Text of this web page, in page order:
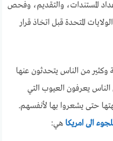
المستندات، والتقديم، وفحص
المتحدة قبل اتخاذ قرار
وكثير من الناس يتحدثون عنها
يعرفون العيوب التي
حتى يشعروا بها لأنفسهم.
الى امريكا هي: